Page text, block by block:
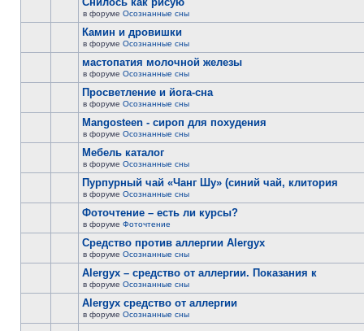
в форуме Осознанные сны
Камин и дровишки
в форуме Осознанные сны
мастопатия молочной железы
в форуме Осознанные сны
Просветление и йога-сна
в форуме Осознанные сны
Mangosteen - сироп для похудения
в форуме Осознанные сны
Мебель каталог
в форуме Осознанные сны
Пурпурный чай «Чанг Шу» (синий чай, клитория
в форуме Осознанные сны
Фоточтение – есть ли курсы?
в форуме Фоточтение
Cредство против аллергии Alergyx
в форуме Осознанные сны
Alergyx – средство от аллергии. Показания к
в форуме Осознанные сны
Alergyx средство от аллергии
в форуме Осознанные сны